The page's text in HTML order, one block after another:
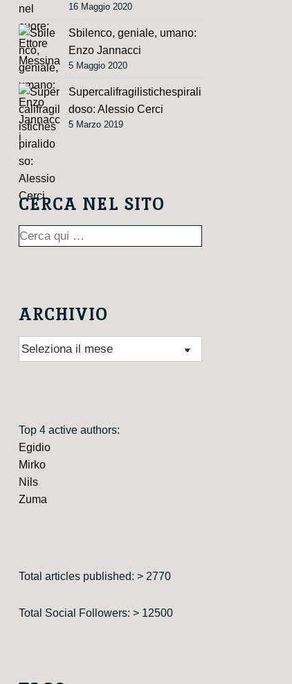
16 Maggio 2020
Sbilenco, geniale, umano:
Enzo Jannacci
5 Maggio 2020
Supercalifragilistichespirali
doso: Alessio Cerci
5 Marzo 2019
CERCA NEL SITO
Cerca:
ARCHIVIO
Archivio
Top 4 active authors:
Egidio
Mirko
Nils
Zuma
Total articles published: > 2770
Total Social Followers: > 12500